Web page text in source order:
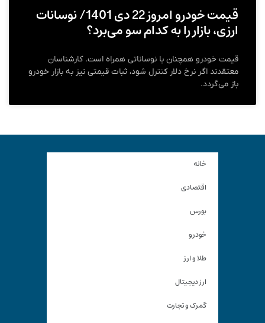
قیمت خودرو امروز 22 دی 1401/ نوسانات
ارزی، بازار را به کدام سو می‌برد؟
قیمت خودرو همچنان با نوساناتی همراه است. کارشناسان
معتقدند اگر نرخ دلار کنترل شود، ثبات قیمتی نیز به بازار خودرو
باز می‌گردد.
خانه
اقتصادی
بورس
خودرو
طلا و ارز
ارز دیجیتال
گمرک و تجارت